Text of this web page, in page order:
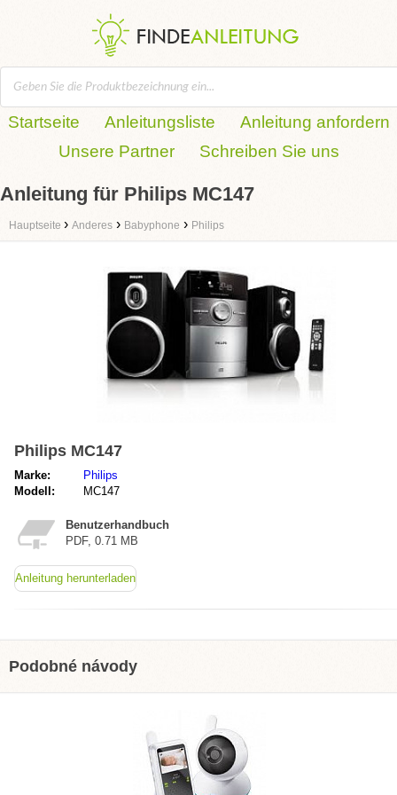
Startseite Anleitungsliste
Anleitung anfordern
Unsere Partner
Schreiben Sie uns
Anleitung für Philips MC147
Hauptseite › Anderes › Babyphone › Philips
Philips MC147
Marke:
Philips
Modell:
MC147
Benutzerhandbuch
PDF, 0.71 MB
Anleitung herunterladen
Podobné návody